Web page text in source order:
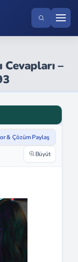
Cevapları –
& Çözüm Paylaş
Büyüt